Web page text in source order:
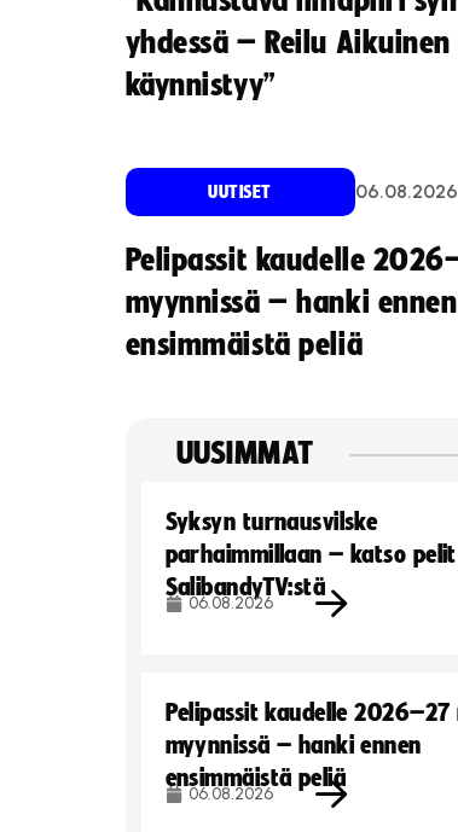
yhdessä – Reilu
käynnistyy”
UUTISET 06.08.2026
Pelipassit kaudelle
myynnissä – hanki ennen
ensimmäistä peliä
UUSIMMAT
Syksyn turnausvilske
parhaimmillaan – katso pelit
SalibandyTV:stä
06.08.2026
Pelipassit kaudelle
myynnissä – hanki ennen
ensimmäistä peliä
06.08.2026